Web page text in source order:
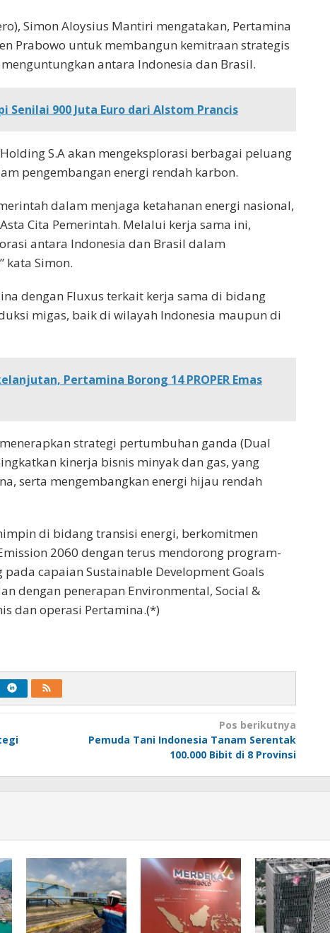
Simon Aloysius Mantiri mengatakan, Pertamina
Prabowo untuk membangun kemitraan strategis
antara Indonesia dan Brasil.
Senilai 900 Juta Euro dari Alstom Prancis
S.A akan mengeksplorasi berbagai peluang
pengembangan energi rendah karbon.
dalam menjaga ketahanan energi nasional,
Cita Pemerintah. Melalui kerja sama ini,
antara Indonesia dan Brasil dalam
kata Simon.
dengan Fluxus terkait kerja sama di bidang
migas, baik di wilayah Indonesia maupun di
Pertamina Borong 14 PROPER Emas
strategi pertumbuhan ganda (Dual
kinerja bisnis minyak dan gas, yang
serta mengembangkan energi hijau rendah
di bidang transisi energi, berkomitmen
2060 dengan terus mendorong program-
capaian Sustainable Development Goals
dengan penerapan Environmental, Social &
dan operasi Pertamina.(*)
Pos berikutnya
Pemuda Tani Indonesia Tanam Serentak
100.000 Bibit di 8 Provinsi